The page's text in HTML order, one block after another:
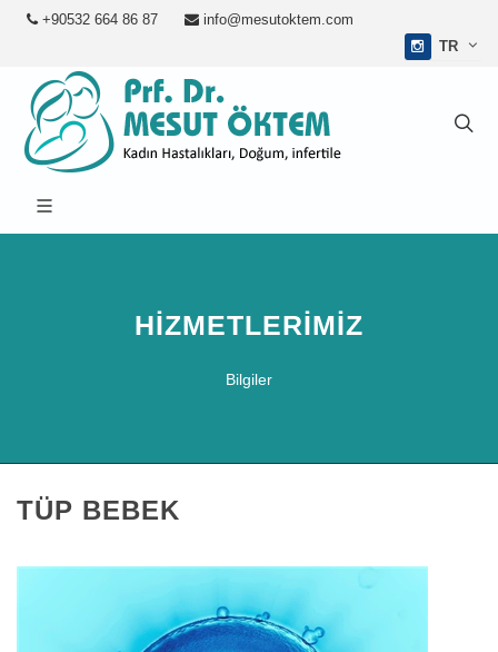
+90532 664 86 87
info@mesutoktem.com
TR
HIZMETLERIMIZ
Bilgiler
TÜP BEBEK